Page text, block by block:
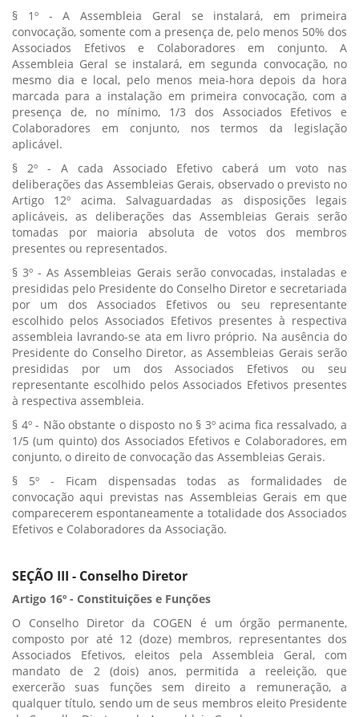
§ 1º - A Assembleia Geral se instalará, em primeira
convocação, somente com a presença de, pelo menos 50% dos
Associados Efetivos e Colaboradores em conjunto. A
Assembleia Geral se instalará, em segunda convocação, no
mesmo dia e local, pelo menos meia-hora depois da hora
marcada para a instalação em primeira convocação, com a
presença de, no mínimo, 1/3 dos Associados Efetivos e
Colaboradores em conjunto, nos termos da legislação
aplicável.
§ 2º - A cada Associado Efetivo caberá um voto nas
deliberações das Assembleias Gerais, observado o previsto no
Artigo 12º acima. Salvaguardadas as disposições legais
aplicáveis, as deliberações das Assembleias Gerais serão
tomadas por maioria absoluta de votos dos membros
presentes ou representados.
§ 3º - As Assembleias Gerais serão convocadas, instaladas e
presididas pelo Presidente do Conselho Diretor e secretariada
por um dos Associados Efetivos ou seu representante
escolhido pelos Associados Efetivos presentes à respectiva
assembleia lavrando-se ata em livro próprio. Na ausência do
Presidente do Conselho Diretor, as Assembleias Gerais serão
presididas por um dos Associados Efetivos ou seu
representante escolhido pelos Associados Efetivos presentes
à respectiva assembleia.
§ 4º - Não obstante o disposto no § 3º acima fica ressalvado, a
1/5 (um quinto) dos Associados Efetivos e Colaboradores, em
conjunto, o direito de convocação das Assembleias Gerais.
§ 5º - Ficam dispensadas todas as formalidades de
convocação aqui previstas nas Assembleias Gerais em que
comparecerem espontaneamente a totalidade dos Associados
Efetivos e Colaboradores da Associação.
SEÇÃO III - Conselho Diretor
Artigo 16º - Constituições e Funções
O Conselho Diretor da COGEN é um órgão permanente,
composto por até 12 (doze) membros, representantes dos
Associados Efetivos, eleitos pela Assembleia Geral, com
mandato de 2 (dois) anos, permitida a reeleição, que
exercerão suas funções sem direito a remuneração, a
qualquer título, sendo um de seus membros eleito Presidente